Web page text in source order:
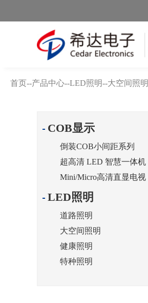
首页--产品中心--LED照明--大空间照明
COB显示
倒装COB小间距系列
超高清 LED 智慧一体机
Mini/Micro高清直显电视
LED照明
道路照明
大空间照明
健康照明
特种照明